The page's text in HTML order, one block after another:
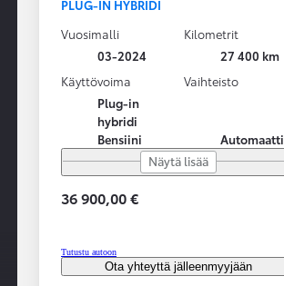
PLUG-IN HYBRIDI
Vuosimalli
03-2024
Kilometrit
27 400 km
Käyttövoima
Plug-in
hybridi
Bensiini
Vaihteisto
Automaatti
Näytä lisää
36 900,00 €
Tutustu autoon
Ota yhteyttä jälleenmyyjään